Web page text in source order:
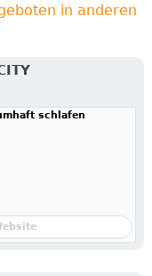
in anderen
schlafen